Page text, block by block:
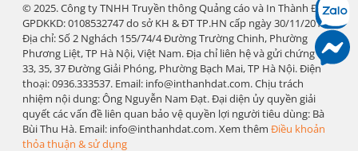
© 2025. Công ty TNHH Truyền thông Quảng cáo và In Thành Đạt.
GPDKKD: 0108532747 do sở KH & ĐT TP.HN cấp ngày 30/11/2018.
Địa chỉ: Số 2 Nghách 155/74/4 Đường Trường Chinh, Phường
Phương Liệt, TP Hà Nội, Việt Nam. Địa chỉ liên hệ và gửi chứng từ:
33, 35, 37 Đường Giải Phóng, Phường Bạch Mai, TP Hà Nội. Điện
thoại: 0936.333537. Email: info@inthanhdat.com. Chịu trách
nhiệm nội dung: Ông Nguyễn Nam Đạt. Đại diện ủy quyền giải
quyết các vấn đề liên quan bảo vệ quyền lợi người tiêu dùng: Bà
Bùi Thu Hà. Email: info@inthanhdat.com. Xem thêm Điều khoản
thỏa thuận & sử dụng